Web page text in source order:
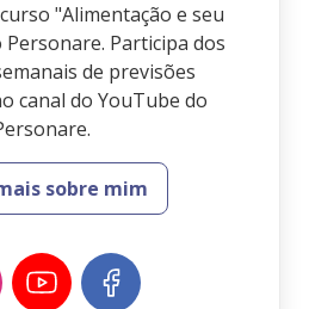
"Alimentação e seu
Participa dos
de previsões
canal do YouTube do
sobre mim